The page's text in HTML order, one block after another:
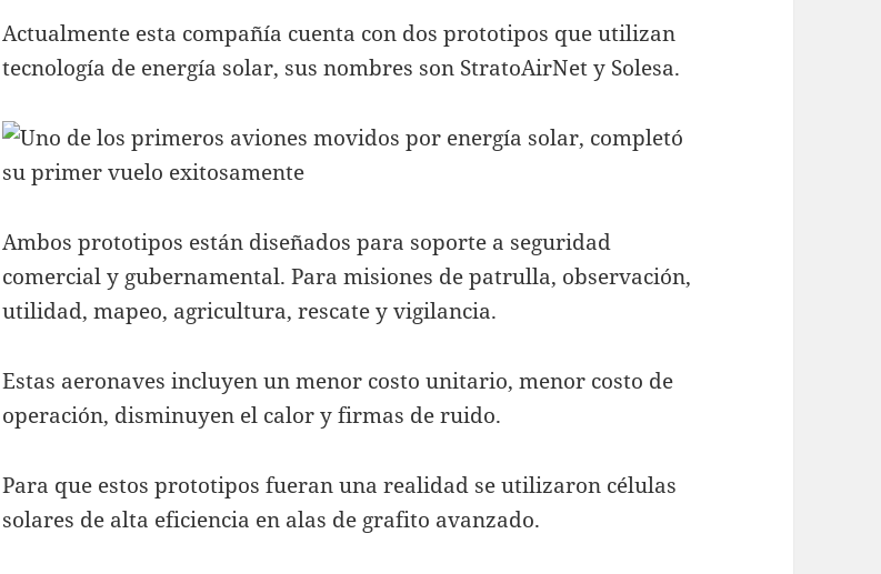
Actualmente esta compañía cuenta con dos prototipos que utilizan
tecnología de energía solar, sus nombres son StratoAirNet y Solesa.
Ambos prototipos están diseñados para soporte a seguridad
comercial y gubernamental. Para misiones de patrulla, observación,
utilidad, mapeo, agricultura, rescate y vigilancia.
Estas aeronaves incluyen un menor costo unitario, menor costo de
operación, disminuyen el calor y firmas de ruido.
Para que estos prototipos fueran una realidad se utilizaron células
solares de alta eficiencia en alas de grafito avanzado.